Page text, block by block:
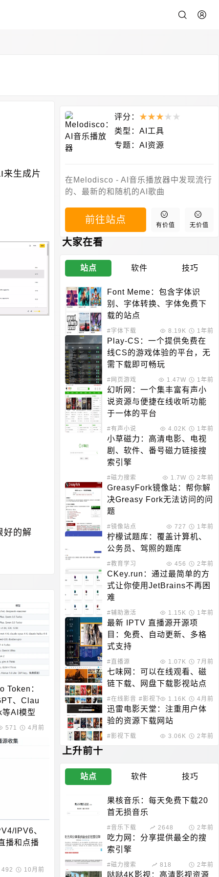
来生成片
好的解
Token：
、Clau
AI模型
571 4月前
IPV6、
播和点播
#安卓应用
492 10月前
评分： ★★★ ★ ★
类型：AI工具
专题：AI资源
在Melodisco - AI音乐播放器中发现流行
的、最新的和随机的AI歌曲
前往站点 有价值 无价值
大家在看
站点 软件 技巧
Font Meme：包含字体识
别、字体转换、字体免费下
载的站点
#字体下载 8.19K 1年前
Play-CS：一个提供免费在
线CS的游戏体验的平台，无
需下载即可畅玩
#网页游戏 1.47W 1年前
幻听网：一个集丰富有声小
说资源与便捷在线收听功能
于一体的平台
#有声小说 4.02K 1年前
小草磁力：高清电影、电视
剧、软件、番号磁力链接搜
索引擎
#磁力搜索 1.7W 2年前
GreasyFork镜像站：帮你解
决Greasy Fork无法访问的问
题
#镜像站点 727 1年前
柠檬试题库：覆盖计算机、
公务员、驾照的题库
#教育学习 456 2年前
CKey.run：通过最简单的方
式让你使用JetBrains不再困
难
#辅助激活 1.15K 1年前
最新 IPTV 直播源开源项
目：免费、自动更新、多格
式支持
#直播源 1.07K 7月前
七味网：可以在线观看、磁
链下载、网盘下载影视站点
#在线影音 #影视下载 1.16K 4月前
迅雷电影天堂：注重用户体
验的资源下载网站
#影视下载 3.06K 2年前
上升前十
站点 软件 技巧
果核音乐：每天免费下载20
首无损音乐
#音乐下载 2648 2年前
吃力网：分享提供最全的搜
索引擎
#磁力搜索 818 2年前
哒哒4K影视：高清影视资源